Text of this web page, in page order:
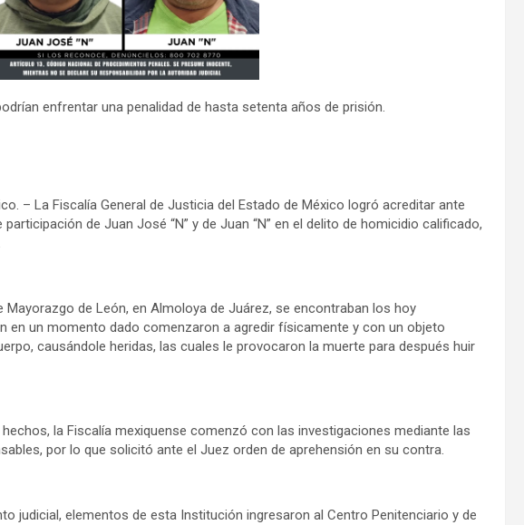
enfrentar una penalidad de hasta setenta años de prisión.
– La Fiscalía General de Justicia del Estado de México logró acreditar ante
de Juan José “N” y de Juan “N” en el delito de homicidio calificado,
Mayorazgo de León, en Almoloya de Juárez, se encontraban los hoy
en un momento dado comenzaron a agredir físicamente y con un objeto
causándole heridas, las cuales le provocaron la muerte para después huir
la Fiscalía mexiquense comenzó con las investigaciones mediante las
por lo que solicitó ante el Juez orden de aprehensión en su contra.
judicial, elementos de esta Institución ingresaron al Centro Penitenciario y de